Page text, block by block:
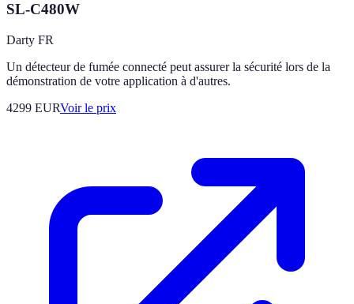
SL-C480W
Darty FR
Un détecteur de fumée connecté peut assurer la sécurité lors de la
démonstration de votre application à d'autres.
4299 EURVoir le prix